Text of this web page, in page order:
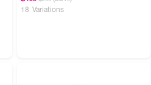
18 Variations